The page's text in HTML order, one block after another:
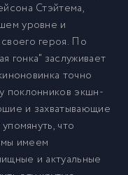
Стэйтема,
уровне и
героя. По
гонка" заслуживает
точно
поклонников экшн-
и захватывающие
что
имеем
и актуальные